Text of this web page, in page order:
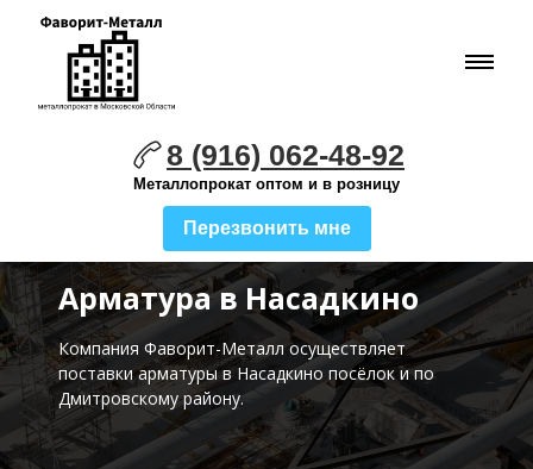
8 (916) 062-48-92
Металлопрокат оптом и в розницу
Перезвонить мне
Арматура в Насадкино
Компания Фаворит-Металл осуществляет
поставкиарматуры в Насадкино посёлок и по
Дмитровскому району.